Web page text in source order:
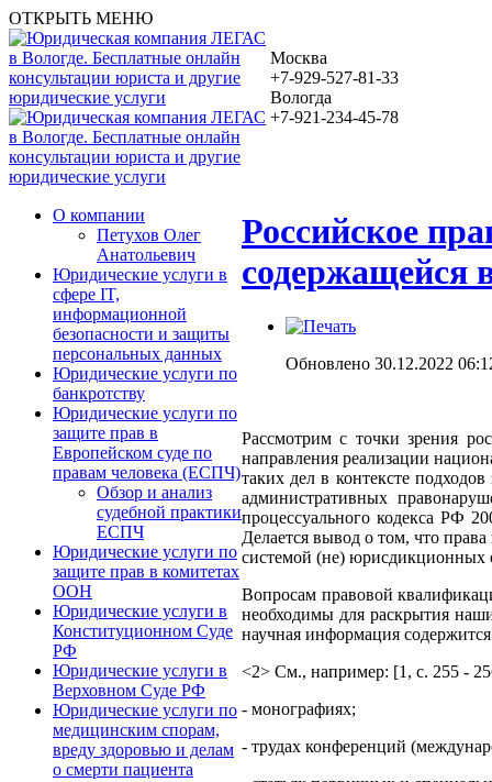
ОТКРЫТЬ МЕНЮ
Москва
+7-929-527-81-33
Вологда
+7-921-234-45-78
О компании
Петухов Олег
Анатольевич
Юридические услуги в
сфере IT,
информационной
безопасности и защиты
персональных данных
Юридические услуги по
банкротству
Юридические услуги по
защите прав в
Европейском суде по
правам человека (ЕСПЧ)
Обзор и анализ
судебной практики
ЕСПЧ
Юридические услуги по
защите прав в комитетах
ООН
Юридические услуги в
Конституционном Суде
РФ
Юридические услуги в
Верховном Суде РФ
Юридические услуги по
медицинским спорам,
вреду здоровью и делам
о смерти пациента
Российское
содержащейся
Обновлено 30.12.2022
Рассмотрим с точки зрения
направления реализации
таких дел в контексте
административных
процессуального кодекса РФ
Делается вывод о том, что
системой (не) юрисдикционных
Вопросам правовой
необходимы для раскрытия
научная информация
<2> См., например: [1, с. 255 -
- монографиях;
- трудах конференций